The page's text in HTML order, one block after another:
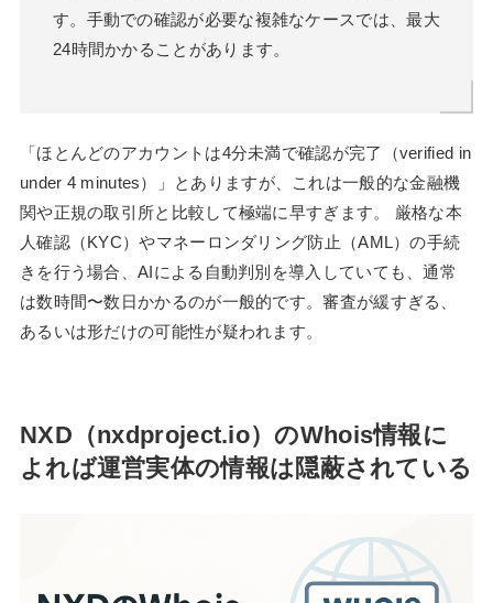
す。手動での確認が必要な複雑なケースでは、最大
24時間かかることがあります。
「ほとんどのアカウントは4分未満で確認が完了（verified in
under 4 minutes）」とありますが、これは一般的な金融機
関や正規の取引所と比較して極端に早すぎます。 厳格な本
人確認（KYC）やマネーロンダリング防止（AML）の手続
きを行う場合、AIによる自動判別を導入していても、通常
は数時間〜数日かかるのが一般的です。審査が緩すぎる、
あるいは形だけの可能性が疑われます。
NXD（nxdproject.io）のWhois情報に
よれば運営実体の情報は隠蔽されている